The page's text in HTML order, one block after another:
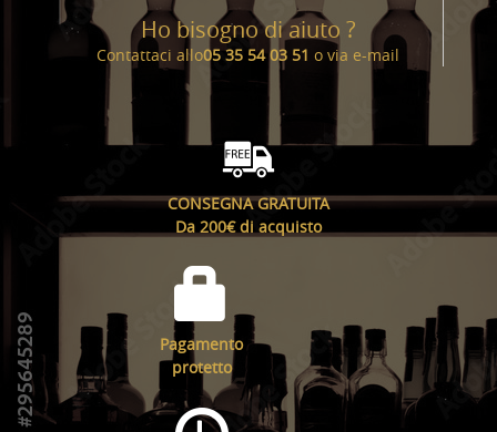
Ho bisogno di aiuto ?
Contattaci allo05 35 54 03 51 o via e-mail
CONSEGNA GRATUITA
Da 200€ di acquisto
Pagamento
protetto